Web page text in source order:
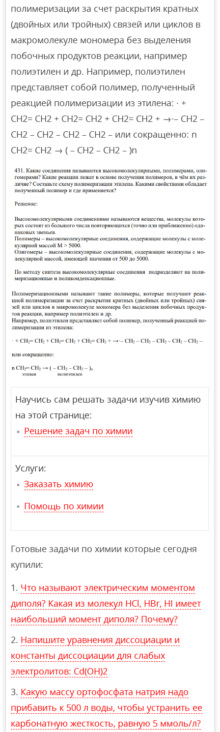
полимеризации за счет раскрытия кратных
(двойных или тройных) связей или циклов в
макромолекуле мономера без выделения
побочных продуктов реакции, например
полиэтилен и др. Например, полиэтилен
представляет собой полимер, полученный
реакцией полимеризации из этилена: · +
СН2= СН2 + СН2= СН2 + СН2= СН2 + →·– СН2 –
СН2 – СН2 – СН2 – СН2 – или сокращенно: n
СН2= СН2 → ( – СН2 – СН2 – )n
Научись сам решать задачи изучив химию
на этой странице:
Решение задач по химии
Услуги:
Заказать химию
Помощь по химии
Готовые задачи по химии которые сегодня
купили:
Что называют электрическим моментом
диполя? Какая из молекул HCl, HBr, HI имеет
наибольший момент диполя? Почему?
Напишите уравнения диссоциации и
константы диссоциации для слабых
электролитов: Cd(OH)2
Какую массу ортофосфата натрия надо
прибавить к 500 л воды, чтобы устранить ее
карбонатную жесткость, равную 5 ммоль/л?